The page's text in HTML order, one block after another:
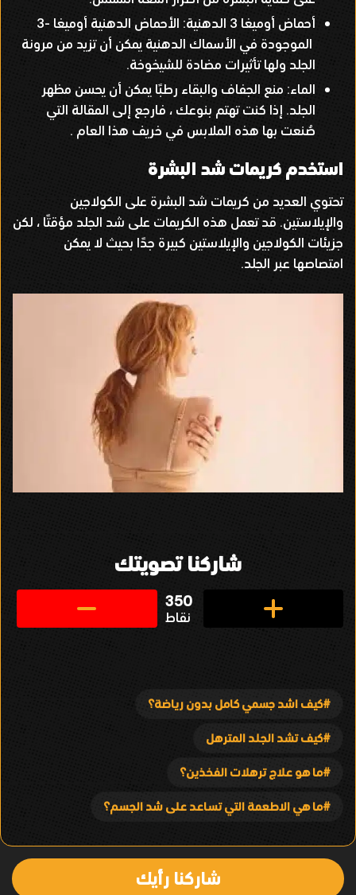
أحماض أوميغا 3 الدهنية: الأحماض الدهنية أوميغا -3
الموجودة في الأسماك الدهنية يمكن أن تزيد من مرونة
الجلد ولها تأثيرات مضادة للشيخوخة.
الماء: منع الجفاف والبقاء رطبًا يمكن أن يحسن مظهر
الجلد. إذا كنت تهتم بنوعك ، فارجع إلى المقالة التي
صُنعت بها هذه الملابس في خريف هذا العام .
استخدم كريمات شد البشرة
تحتوي العديد من كريمات شد البشرة على الكولاجين
والإيلاستين. قد تعمل هذه الكريمات على شد الجلد مؤقتًا ، لكن
جزيئات الكولاجين والإيلاستين كبيرة جدًا بحيث لا يمكن
امتصاصها عبر الجلد.
شاركنا تصويتك
350
نقاط
كيف اشد جسمي كامل بدون رياضة؟
كيف تشد الجلد المترهل
ما هو علاج ترهلات الفخذين؟
ما هي الاطعمة التي تساعد على شد الجسم؟
شاركنا رأيك